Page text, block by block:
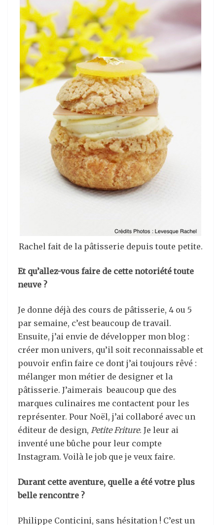
Rachel fait de la pâtisserie depuis toute petite.
Et qu’allez-vous faire de cette notoriété toute
neuve ?
Je donne déjà des cours de pâtisserie, 4 ou 5
par semaine, c’est beaucoup de travail.
Ensuite, j’ai envie de développer mon blog :
créer mon univers, qu’il soit reconnaissable et
pouvoir enfin faire ce dont j’ai toujours rêvé :
mélanger mon métier de designer et la
pâtisserie. J’aimerais beaucoup que des
marques culinaires me contactent pour les
représenter. Pour Noël, j’ai collaboré avec un
éditeur de design, Petite Friture. Je leur ai
inventé une bûche pour leur compte
Instagram. Voilà le job que je veux faire.
Durant cette aventure, quelle a été votre plus
belle rencontre ?
Philippe Conticini, sans hésitation ! C’est un